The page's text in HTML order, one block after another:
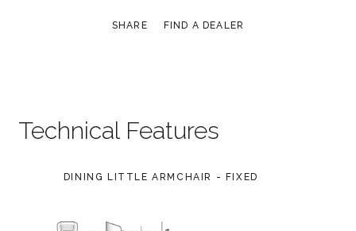
SHARE FIND A DEALER
Technical Features
DINING LITTLE ARMCHAIR - FIXED